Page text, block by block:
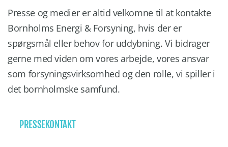
Presse og medier er altid velkomne til at kontakte
Bornholms Energi & Forsyning, hvis der er
spørgsmål eller behov for uddybning. Vi bidrager
gerne med viden om vores arbejde, vores ansvar
som forsyningsvirksomhed og den rolle, vi spiller i
det bornholmske samfund.
PRESSEKONTAKT